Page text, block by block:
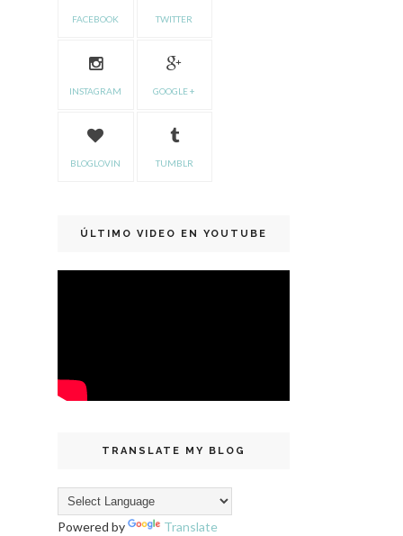
FACEBOOK TWITTER
INSTAGRAM GOOGLE +
BLOGLOVIN TUMBLR
ÚLTIMO VIDEO EN YOUTUBE
TRANSLATE MY BLOG
Powered by Translate